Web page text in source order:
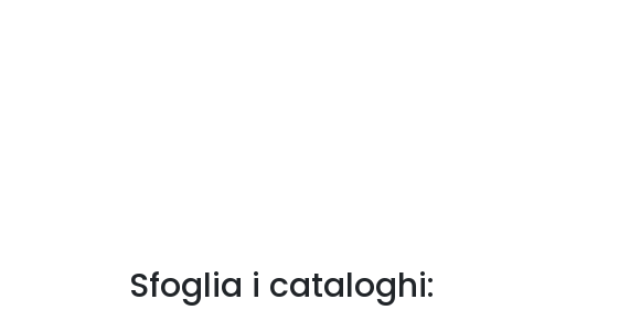
Sfoglia i cataloghi: